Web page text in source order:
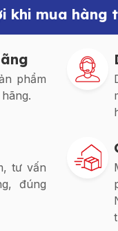
khi mua hàng
phẩm
tư vấn
đúng